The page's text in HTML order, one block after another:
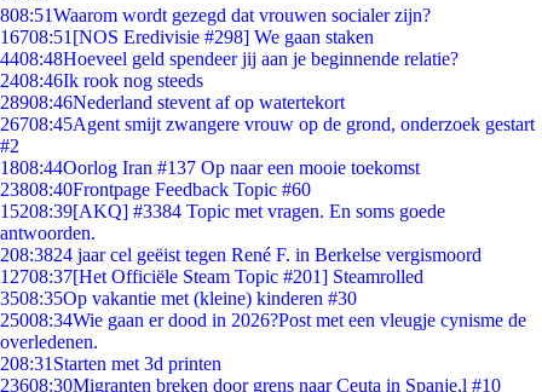
808:51Waarom wordt gezegd dat vrouwen socialer zijn?
16708:51 [NOS Eredivisie #298] We gaan staken
4408:48Hoeveel geld spendeer jij aan je beginnende relatie?
2408:46Ik rook nog steeds
28908:46Nederland stevent af op watertekort
26708:45Agent smijt zwangere vrouw op de grond, onderzoek gestart
#2
1808:44Oorlog Iran #137 Op naar een mooie toekomst
23808:40Frontpage Feedback Topic #60
15208:39[AKQ] #3384 Topic met vragen. En soms goede
antwoorden.
208:3824 jaar cel geëist tegen René F. in Berkelse vergismoord
12708:37[Het Officiële Steam Topic #201] Steamrolled
3508:35Op vakantie met (kleine) kinderen #30
25008:34Wie gaan er dood in 2026?Post met een vleugje cynisme de
overledenen.
208:31 Starten met 3d printen
23608:30Migranten breken door grens naar Ceuta in Spanje,l #10